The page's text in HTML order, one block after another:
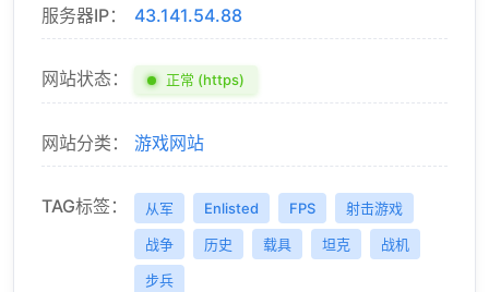
服务器IP： 43.141.54.88
网站状态： 正常 (https)
网站分类： 游戏网站
TAG标签： 从军 Enlisted FPS 射击游戏
战争 历史 载具 坦克 战机
步兵